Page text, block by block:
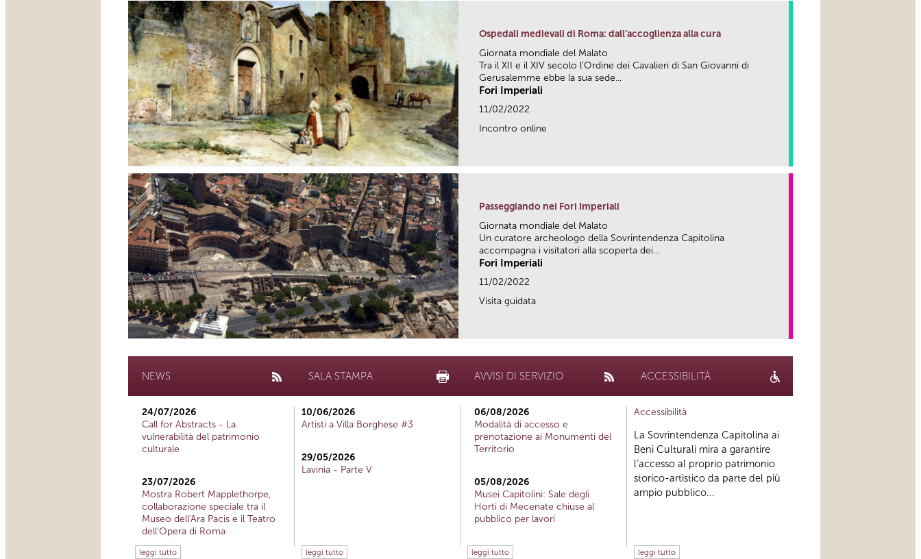
Ospedali medievali di Roma: dall’accoglienza alla cura
Giornata mondiale del Malato
Tra il XII e il XIV secolo l’Ordine dei Cavalieri di San Giovanni di
Gerusalemme ebbe la sua sede...
Fori Imperiali
11/02/2022
Incontro online
Passeggiando nei Fori Imperiali
Giornata mondiale del Malato
Un curatore archeologo della Sovrintendenza Capitolina
accompagna i visitatori alla scoperta dei...
Fori Imperiali
11/02/2022
Visita guidata
NEWS
24/07/2026
Call for Abstracts - La
vulnerabilità del patrimonio
culturale
23/07/2026
Mostra Robert Mapplethorpe,
collaborazione speciale tra il
Museo dell'Ara Pacis e il Teatro
dell'Opera di Roma
leggi tutto
SALA STAMPA
10/06/2026
Artisti a Villa Borghese #3
29/05/2026
Lavinia - Parte V
leggi tutto
AVVISI DI SERVIZIO
06/08/2026
Modalità di accesso e
prenotazione ai Monumenti del
Territorio
05/08/2026
Musei Capitolini: Sale degli
Horti di Mecenate chiuse al
pubblico per lavori
leggi tutto
ACCESSIBILITÀ
Accessibilità
La Sovrintendenza Capitolina ai
Beni Culturali mira a garantire
l’accesso al proprio patrimonio
storico-artistico da parte del più
ampio pubblico...
leggi tutto